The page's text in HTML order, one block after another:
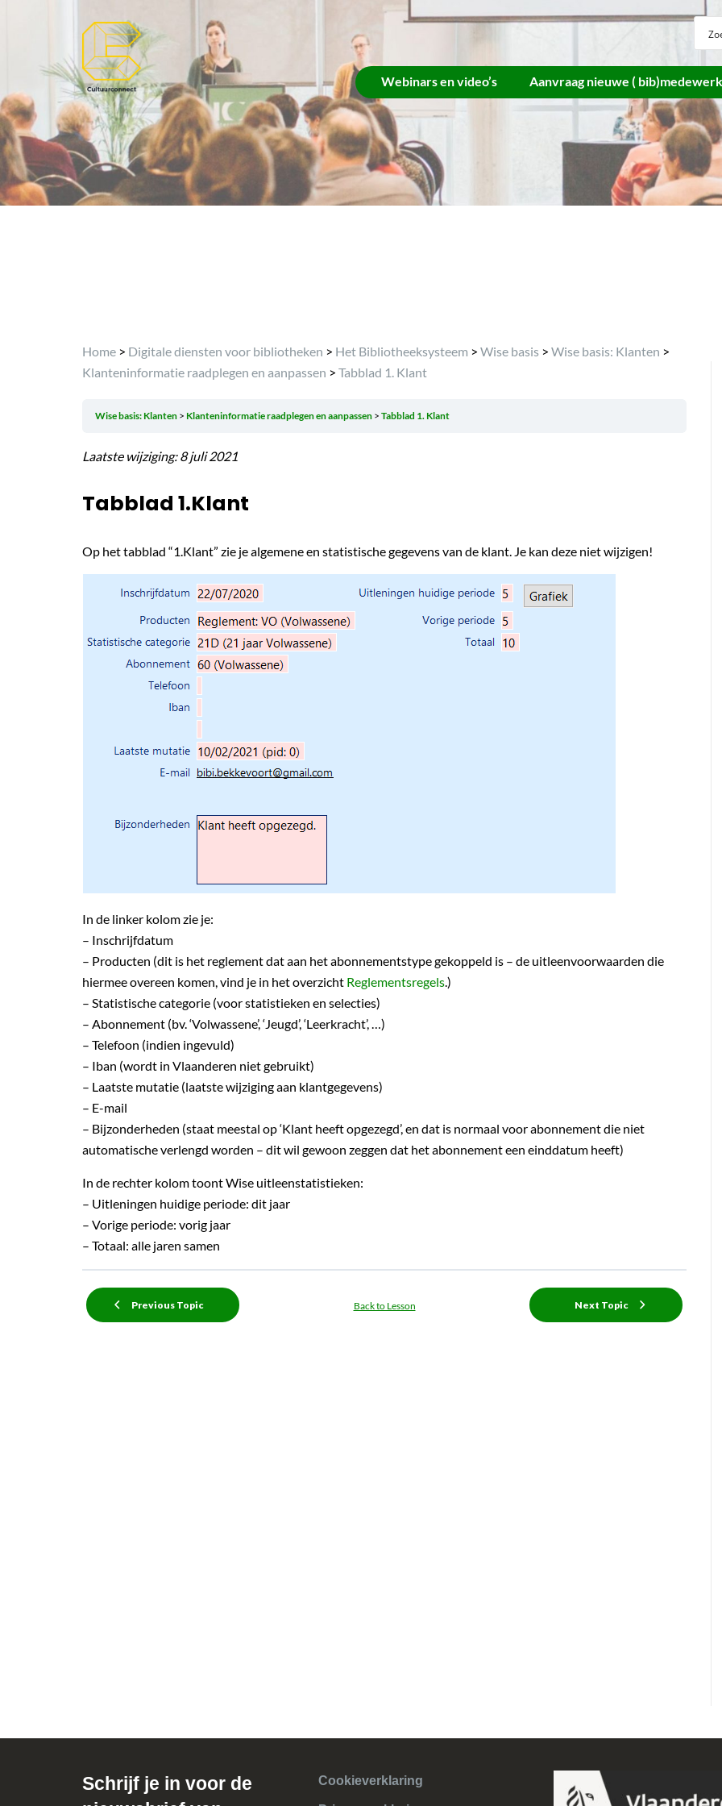
Webinars en video’s Aanvraag nieuwe (
Home > Digitale diensten voor bibliotheken > Het Bibliotheeksysteem > Wise basis > Wise basis: Klanten >
Klanteninformatie raadplegen en aanpassen > Tabblad 1. Klant
Wise basis: Klanten Klanteninformatie raadplegen en aanpassen Tabblad 1. Klant
Laatste wijziging: 8 juli 2021
Tabblad 1.Klant
Op het tabblad “1.Klant” zie je algemene en statistische gegevens van de klant. Je kan deze niet wijzigen!
In de linker kolom zie je:
– Inschrijfdatum
– Producten (dit is het reglement dat aan het abonnementstype gekoppeld is – de uitleenvoorwaarden die
hiermee overeen komen, vind je in het overzicht Reglementsregels.)
– Statistische categorie (voor statistieken en selecties)
– Abonnement (bv. ‘Volwassene’, ‘Jeugd’, ‘Leerkracht’, …)
– Telefoon (indien ingevuld)
– Iban (wordt in Vlaanderen niet gebruikt)
– Laatste mutatie (laatste wijziging aan klantgegevens)
– E-mail
– Bijzonderheden (staat meestal op ‘Klant heeft opgezegd’, en dat is normaal voor abonnement die niet
automatische verlengd worden – dit wil gewoon zeggen dat het abonnement een einddatum heeft)
In de rechter kolom toont Wise uitleenstatistieken:
– Uitleningen huidige periode: dit jaar
– Vorige periode: vorig jaar
– Totaal: alle jaren samen
Previous Topic Back to Lesson Next Topic
Schrijf je in voor de
Cookieverklaring